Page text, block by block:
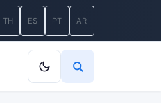
TH ES PT AR